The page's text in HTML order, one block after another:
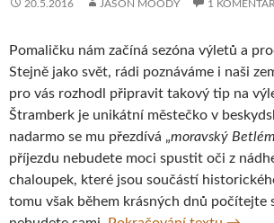
20.5.2016 JASON MOODY 1 KOMENTÁŘ
Pomaličku nám začíná sezóna výletů a
Stejně jako svět, rádi poznáváme i naši
pro vás rozhodl připravit takový tip na
Štramberk je unikátní městečko v
nadarmo se mu přezdívá „moravský
příjezdu nebudete moci spustit oči z
chaloupek, které jsou součástí
tomu však během krásných dnů počítejte